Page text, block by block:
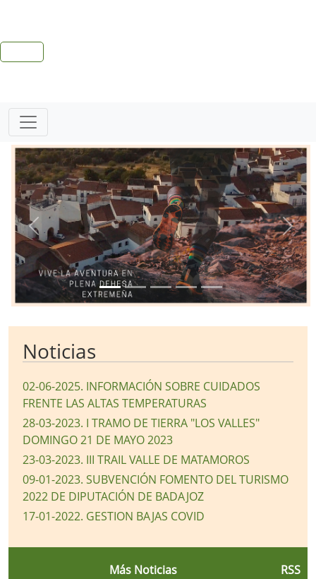
Noticias
02-06-2025. INFORMACIÓN SOBRE CUIDADOS
FRENTE LAS ALTAS TEMPERATURAS
28-03-2023. I TRAMO DE TIERRA "LOS VALLES"
DOMINGO 21 DE MAYO 2023
23-03-2023. III TRAIL VALLE DE MATAMOROS
09-01-2023. SUBVENCIÓN FOMENTO DEL TURISMO
2022 DE DIPUTACIÓN DE BADAJOZ
17-01-2022. GESTION BAJAS COVID
Más Noticias RSS